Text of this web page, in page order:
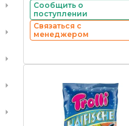
Сообщить о
поступлении
Связаться с
менеджером